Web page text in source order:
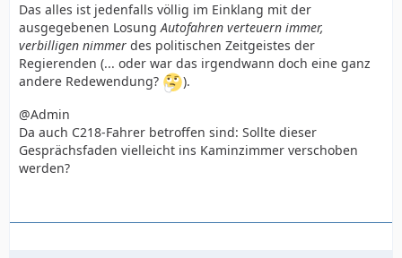
Das alles ist jedenfalls völlig im Einklang mit der
ausgegebenen LosungAutofahren verteuern immer,
verbilligen nimmer des politischen Zeitgeistes der
Regierenden (... oder war das irgendwann doch eine ganz
andere Redewendung?
).
@Admin
Da auch C218-Fahrer betroffen sind: Sollte dieser
Gesprächsfaden vielleicht ins Kaminzimmer verschoben
werden?